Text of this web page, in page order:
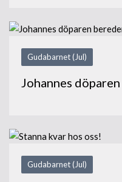
Gudabarnet (Jul)
Johannes
Gudabarnet (Jul)